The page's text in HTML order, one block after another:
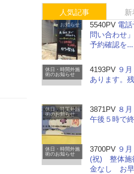
人気記事 新
お知らせ 5540PV 電
問い合わせ
予約確認を...
休日・時間外施
術のお知らせ
4193PV ９
あります。
休日・時間外施
術のお知らせ
3871PV ８月
午後５時で
休日・時間外施
術のお知らせ
3700PV ９
(祝) 整体
金なし お早